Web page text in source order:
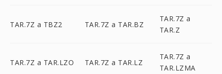
TAR.7Z a TBZ2 TAR.7Z a TAR.BZ
TAR.7Z a
TAR.Z
TAR.7Z a TAR.LZO TAR.7Z a TAR.LZ
TAR.7Z a
TAR.LZMA